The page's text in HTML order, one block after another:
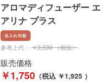
アロマディフューザー エ
アリナ プラス
参考上代： ￥3,500 （税抜）
販売価格
￥1,750 （税込 ￥1,925 ）